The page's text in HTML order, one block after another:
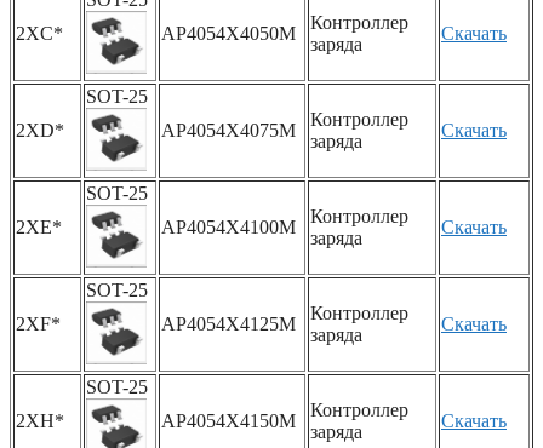
2XC*
AP4054X4050M
Контроллер
заряда
Скачать
2XD*
SOT-25
AP4054X4075M
Контроллер
заряда
Скачать
2XE*
SOT-25
AP4054X4100M
Контроллер
заряда
Скачать
2XF*
SOT-25
AP4054X4125M
Контроллер
заряда
Скачать
2XH*
SOT-25
AP4054X4150M
Контроллер
заряда
Скачать